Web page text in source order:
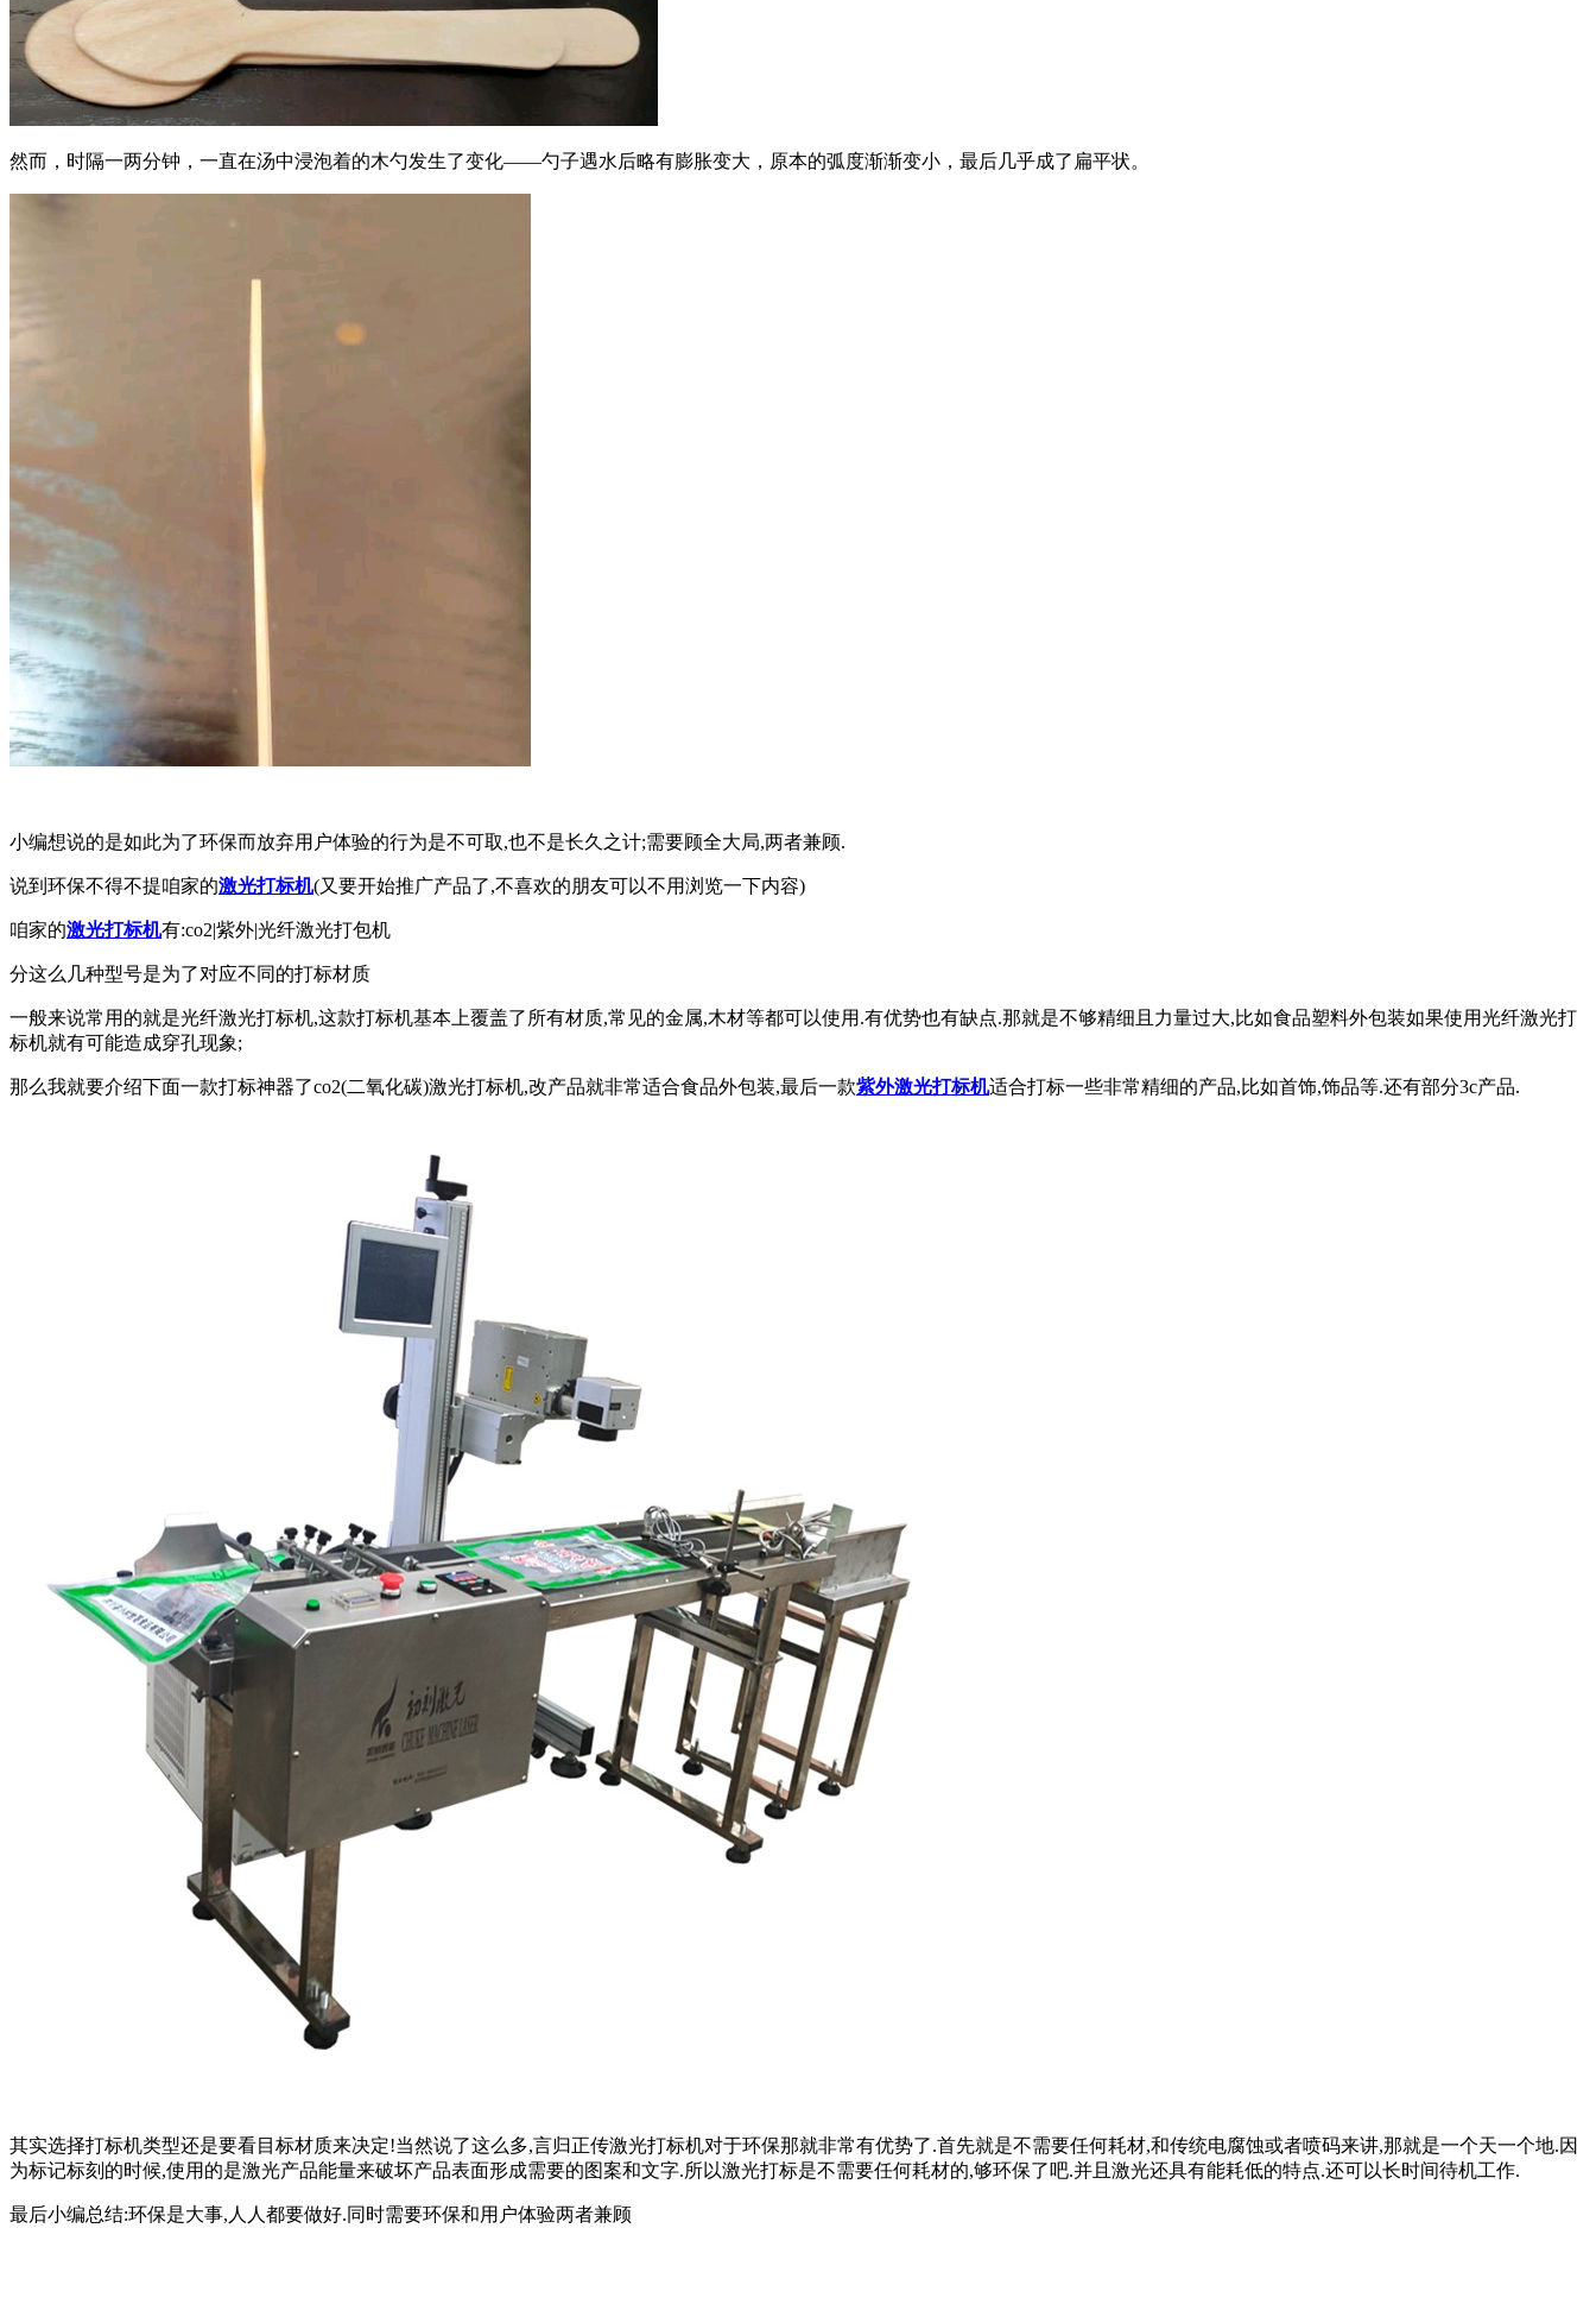
然而，时隔一两分钟，一直在汤中浸泡着的木勺发生了变化——勺子遇水后略有膨胀变大，原本的弧度渐渐变小，最后几乎成了扁平状。
小编想说的是如此为了环保而放弃用户体验的行为是不可取,也不是长久之计;需要顾全大局,两者兼顾.
说到环保不得不提咱家的激光打标机(又要开始推广产品了,不喜欢的朋友可以不用浏览一下内容)
咱家的激光打标机有:co2|紫外|光纤激光打包机
分这么几种型号是为了对应不同的打标材质
一般来说常用的就是光纤激光打标机,这款打标机基本上覆盖了所有材质,常见的金属,木材等都可以使用.有优势也有缺点.那就是不够精细且力量过大,比如食品塑料外包装如果使用光纤激光打
标机就有可能造成穿孔现象;
那么我就要介绍下面一款打标神器了co2(二氧化碳)激光打标机,改产品就非常适合食品外包装,最后一款紫外激光打标机适合打标一些非常精细的产品,比如首饰,饰品等.还有部分3c产品.
其实选择打标机类型还是要看目标材质来决定!当然说了这么多,言归正传激光打标机对于环保那就非常有优势了.首先就是不需要任何耗材,和传统电腐蚀或者喷码来讲,那就是一个天一个地.因
为标记标刻的时候,使用的是激光产品能量来破坏产品表面形成需要的图案和文字.所以激光打标是不需要任何耗材的,够环保了吧.并且激光还具有能耗低的特点.还可以长时间待机工作.
最后小编总结:环保是大事,人人都要做好.同时需要环保和用户体验两者兼顾